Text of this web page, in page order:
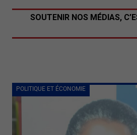
POLITIQUE ET ÉCONOMIE
SOUTENIR NOS MÉDIAS,